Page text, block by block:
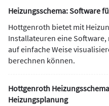
Heizungsschema: Software
Hottgenroth bietet mit
Installateuren eine
auf einfache Weise
berechnen können.
Hottgenroth
Heizungsplanung